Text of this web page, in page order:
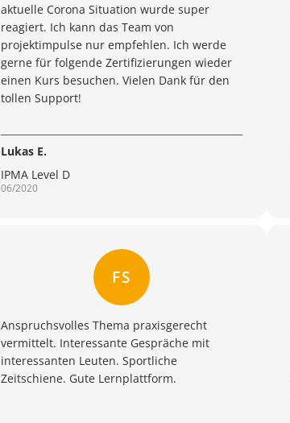
aktuelle Corona Situation wurde super
reagiert. Ich kann das Team von
projektimpulse nur empfehlen. Ich werde
gerne für folgende Zertifizierungen wieder
einen Kurs besuchen. Vielen Dank für den
tollen Support!
Lukas E.
IPMA Level D
06/2020
FS
Anspruchsvolles Thema praxisgerecht
vermittelt. Interessante Gespräche mit
interessanten Leuten. Sportliche
Zeitschiene. Gute Lernplattform.